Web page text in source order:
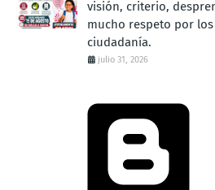
visión, criterio,
mucho respeto por
ciudadanía.
julio 31, 2026